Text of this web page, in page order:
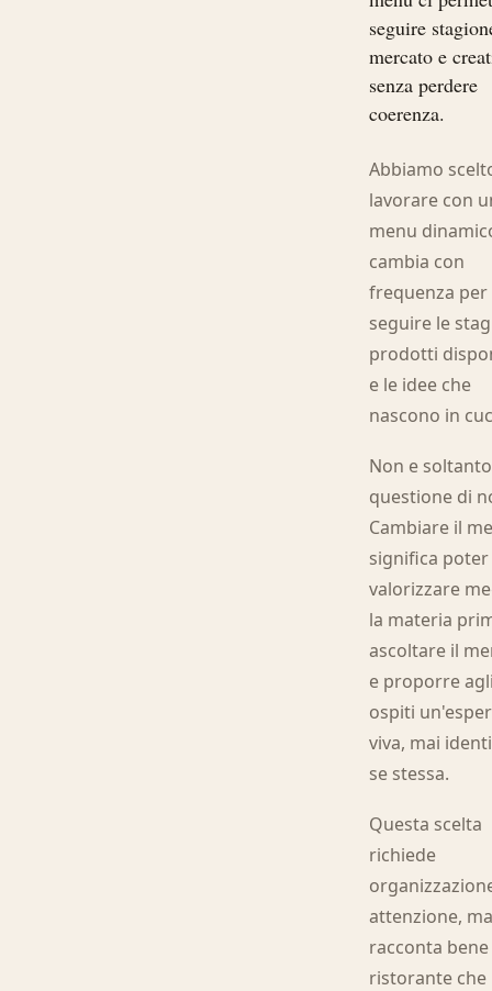
seguire
mercato e
senza perdere
coerenza.
Abbiamo
lavorare con
menu
cambia con
frequenza per
seguire le
prodotti
e le idee che
nascono in
Non e
questione di
Cambiare il
significa poter
valorizzare
la materia
ascoltare il
e proporre
ospiti
viva, mai
se stessa.
Questa scelta
richiede
attenzione,
racconta
ristorante che